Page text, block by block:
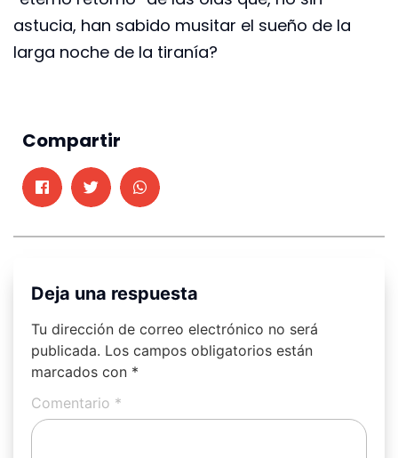
astucia, han sabido musitar el sueño de la
larga noche de la tiranía?
Compartir
Deja una respuesta
Tu dirección de correo electrónico no será
publicada. Los campos obligatorios están
marcados con *
Comentario *